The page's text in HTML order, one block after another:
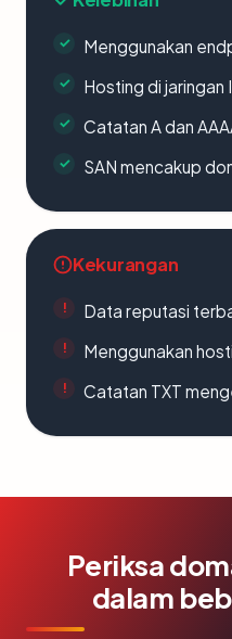
Menggunakan
Hosting di jaringan
Catatan A dan
SAN mencakup
Kekurangan
Data reputasi
Menggunakan
Catatan TXT
Periksa
dalam